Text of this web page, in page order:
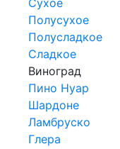
Полусухое
Полусладкое
Сладкое
Виноград
Пино Нуар
Шардоне
Ламбруско
Глера